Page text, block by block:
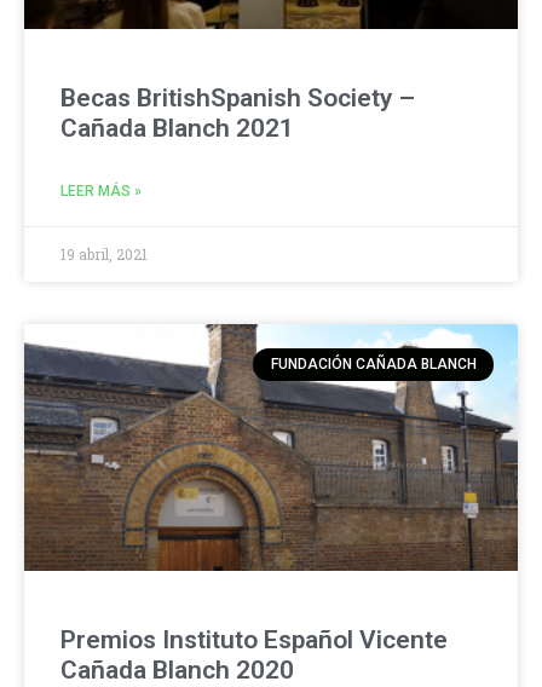
Becas BritishSpanish Society –
Cañada Blanch 2021
LEER MÁS »
19 abril, 2021
FUNDACIÓN CAÑADA BLANCH
Premios Instituto Español Vicente
Cañada Blanch 2020